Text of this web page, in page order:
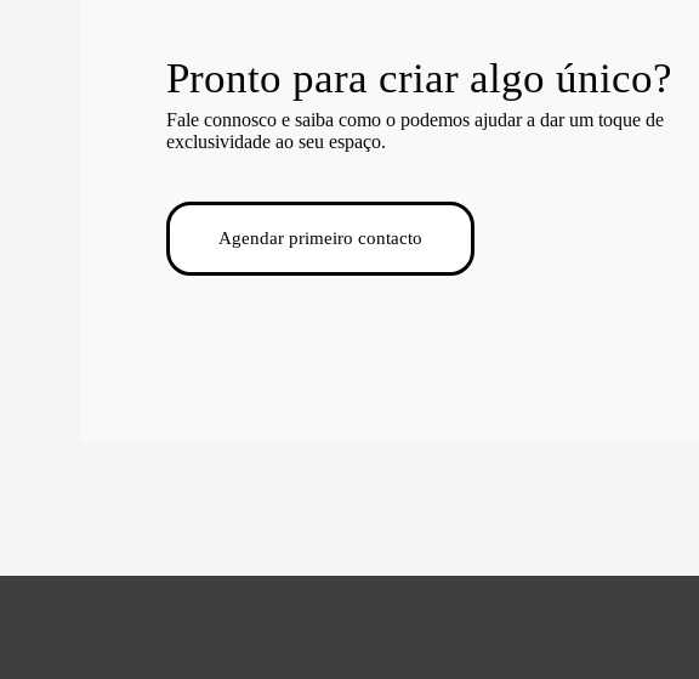
Pronto para criar algo único?
Fale connosco e saiba como o podemos ajudar a dar um toque de
exclusividade ao seu espaço.
Agendar primeiro contacto